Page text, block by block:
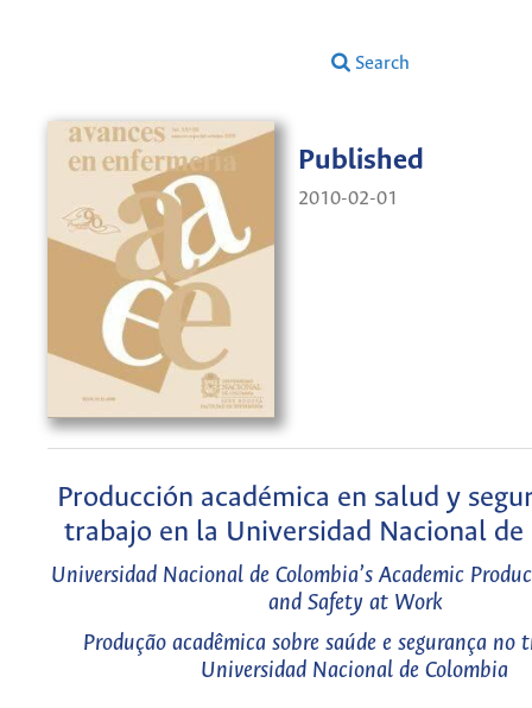
Search
Published
2010-02-01
Producción académica en salud y
trabajo en la Universidad Nacional de
Universidad Nacional de Colombia’s Academic
and Safety at Work
Produção acadêmica sobre saúde e segurança no
Universidad Nacional de Colombia